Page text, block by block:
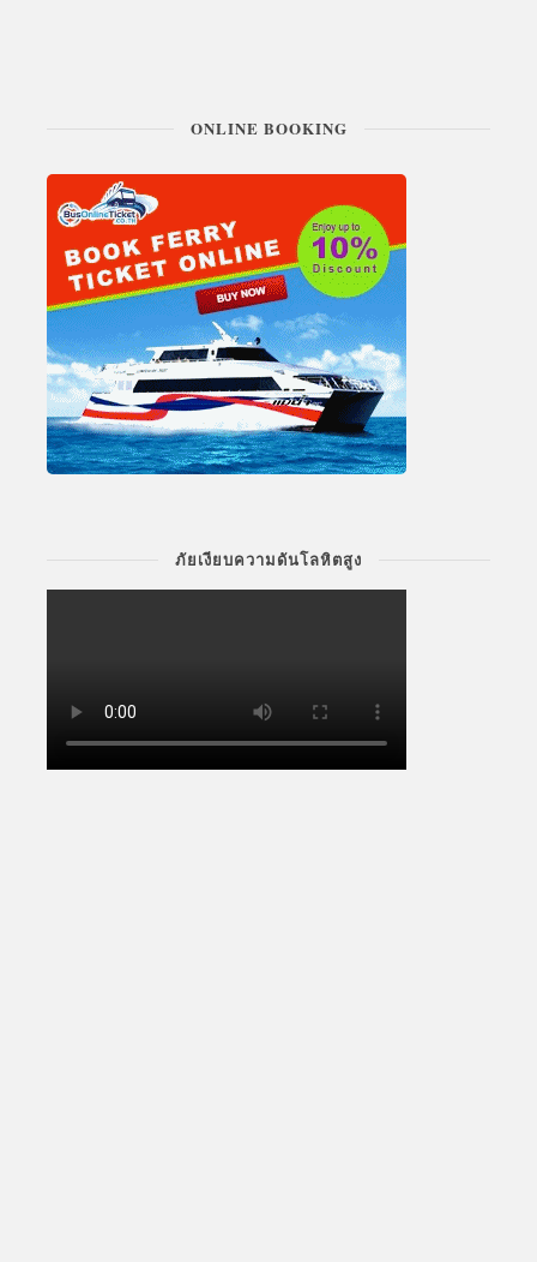
ONLINE BOOKING
ภัยเงียบความดันโลหิตสูง